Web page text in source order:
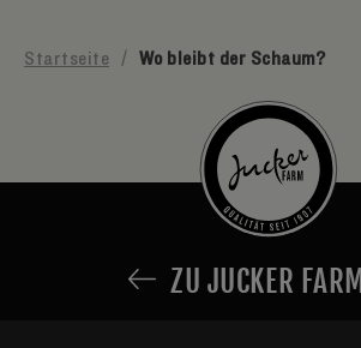
Startseite / Wo bleibt der Schaum?
ZU JUCKER FARM